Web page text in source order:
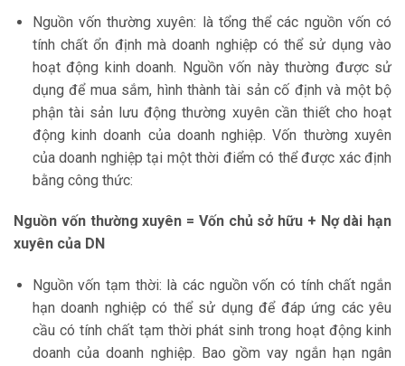
Nguồn vốn thường xuyên: là tổng thể các nguồn vốn có
tính chất ổn định mà doanh nghiệp có thể sử dụng vào
hoạt động kinh doanh. Nguồn vốn này thường được sử
dụng để mua sắm, hình thành tài sản cố định và một bộ
phận tài sản lưu động thường xuyên cần thiết cho hoạt
động kinh doanh của doanh nghiệp. Vốn thường xuyên
của doanh nghiệp tại một thời điểm có thể được xác định
bằng công thức:
Nguồn vốn thường xuyên = Vốn chủ sở hữu + Nợ dài hạn
xuyên của DN
Nguồn vốn tạm thời: là các nguồn vốn có tính chất ngắn
hạn doanh nghiệp có thể sử dụng để đáp ứng các yêu
cầu có tính chất tạm thời phát sinh trong hoạt động kinh
doanh của doanh nghiệp. Bao gồm vay ngắn hạn ngân